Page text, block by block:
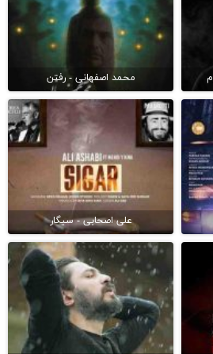
محمد اصفهانی - رفتن
علی اصحابی - سیگار